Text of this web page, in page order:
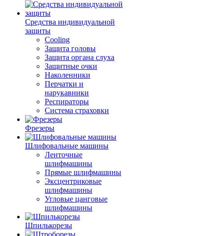
Средства индивидуальной
защиты
Cooling
Защита головы
Защита органа слуха
Защитные очки
Наколенники
Перчатки и
нарукавники
Респираторы
Система страховки
Фрезеры
Шлифовальные машины
Ленточные
шлифмашины
Прямые шлифмашины
Эксцентриковые
шлифмашины
Угловые цанговые
шлифмашины
Шпилькорезы